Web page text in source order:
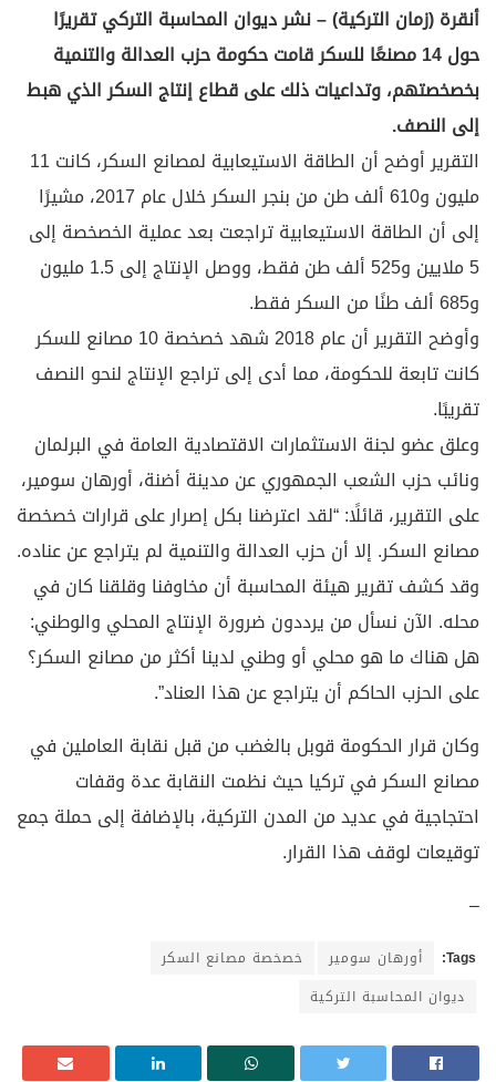
أنقرة (زمان التركية) – نشر ديوان المحاسبة التركي تقريرًا
حول 14 مصنعًا للسكر قامت حكومة حزب العدالة والتنمية
بخصخصتهم، وتداعيات ذلك على قطاع إنتاج السكر الذي هبط
إلى النصف.
التقرير أوضح أن الطاقة الاستيعابية لمصانع السكر، كانت 11
مليون و610 ألف طن من بنجر السكر خلال عام 2017، مشيرًا
إلى أن الطاقة الاستيعابية تراجعت بعد عملية الخصخصة إلى
5 ملايين و525 ألف طن فقط، ووصل الإنتاج إلى 1.5 مليون
و685 ألف طنًا من السكر فقط.
وأوضح التقرير أن عام 2018 شهد خصخصة 10 مصانع للسكر
كانت تابعة للحكومة، مما أدى إلى تراجع الإنتاج لنحو النصف
تقريبًا.
وعلق عضو لجنة الاستثمارات الاقتصادية العامة في البرلمان
ونائب حزب الشعب الجمهوري عن مدينة أضنة، أورهان سومير،
على التقرير، قائلًا: “لقد اعترضنا بكل إصرار على قرارات خصخصة
مصانع السكر. إلا أن حزب العدالة والتنمية لم يتراجع عن عناده.
وقد كشف تقرير هيئة المحاسبة أن مخاوفنا وقلقنا كان في
محله. الآن نسأل من يرددون ضرورة الإنتاج المحلي والوطني:
هل هناك ما هو محلي أو وطني لدينا أكثر من مصانع السكر؟
على الحزب الحاكم أن يتراجع عن هذا العناد”.
وكان قرار الحكومة قوبل بالغضب من قبل نقابة العاملين في
مصانع السكر في تركيا حيث نظمت النقابة عدة وقفات
احتجاجية في عديد من المدن التركية، بالإضافة إلى حملة جمع
توقيعات لوقف هذا القرار.
–
Tags: أورهان سومير
خصخصة مصانع السكر
ديوان المحاسبة التركية